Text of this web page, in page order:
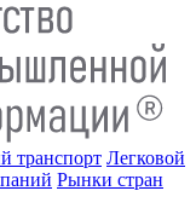
транспорт Легковой
Рынки стран